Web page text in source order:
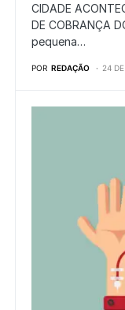
CIDADE
DE COBRANÇA
pequena…
POR REDAÇÃO 24